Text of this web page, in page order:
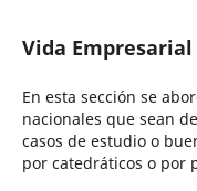
Vida Empresarial
En esta sección se
nacionales que sean
casos de estudio o
por catedráticos o por